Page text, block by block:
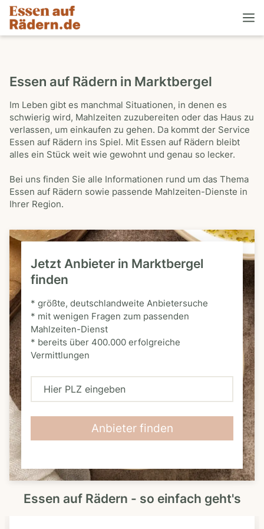
Essen auf Rädern in Marktbergel
Im Leben gibt es manchmal Situationen, in denen es
schwierig wird, Mahlzeiten zuzubereiten oder das Haus zu
verlassen, um einkaufen zu gehen. Da kommt der Service
Essen auf Rädern ins Spiel. Mit Essen auf Rädern bleibt
alles ein Stück weit wie gewohnt und genau so lecker.
Bei uns finden Sie alle Informationen rund um das Thema
Essen auf Rädern sowie passende Mahlzeiten-Dienste in
Ihrer Region.
Jetzt Anbieter in Marktbergel
finden
* größte, deutschlandweite Anbietersuche
* mit wenigen Fragen zum passenden
Mahlzeiten-Dienst
* bereits über 400.000 erfolgreiche
Vermittlungen
H
L
Z
Anbieter finden
Essen auf Rädern - so einfach geht's